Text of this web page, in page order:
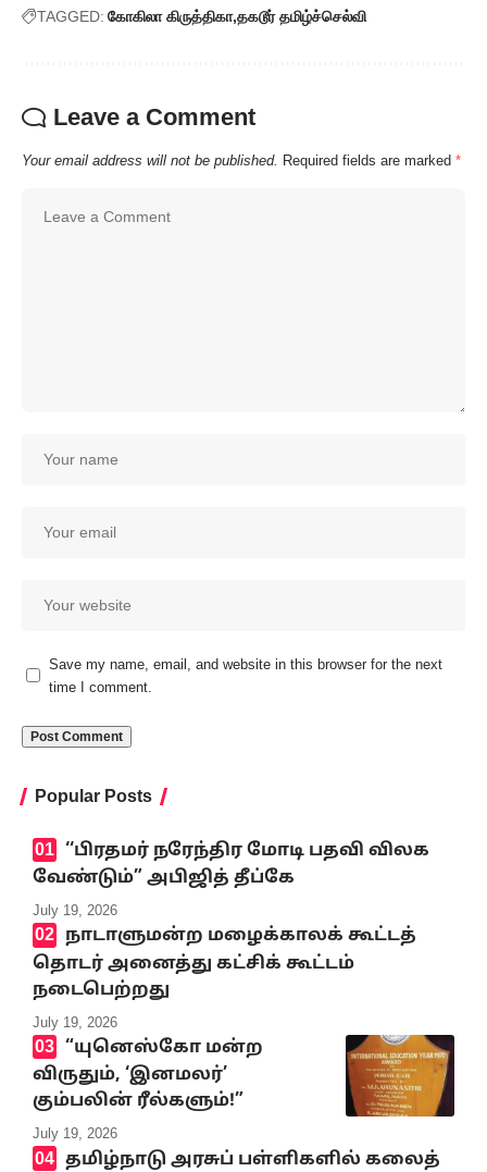
TAGGED: கோகிலா கிருத்திகா தகடூர் தமிழ்ச்செல்வி
Leave a Comment
Your email address will not be published. Required fields are marked *
Save my name, email, and website in this browser for the next
time I comment.
Popular Posts
‘‘பிரதமர் நரேந்திர மோடி பதவி விலக
வேண்டும்” அபிஜித் தீப்கே
July 19, 2026
நாடாளுமன்ற மழைக்காலக் கூட்டத்
தொடர் அனைத்து கட்சிக் கூட்டம்
நடைபெற்றது
July 19, 2026
“யுனெஸ்கோ மன்ற
விருதும், ‘இனமலர்’
கும்பலின் ரீல்களும்!”
July 19, 2026
தமிழ்நாடு அரசுப் பள்ளிகளில் கலைத்